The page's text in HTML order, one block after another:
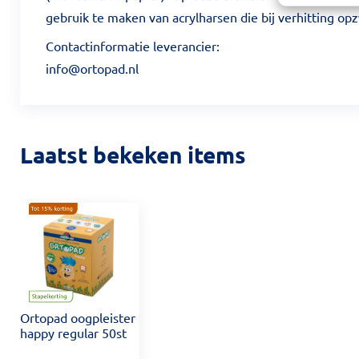
gebruik te maken van acrylharsen die bij verhitting
Contactinformatie leverancier:
info@ortopad.nl
Laatst bekeken items
Ortopad oogpleister
happy regular 50st